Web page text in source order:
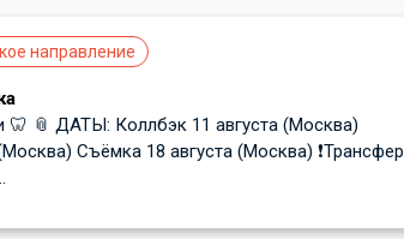
направление
🦷 📎 ДАТЫ: Коллбэк 11 августа (Москва)
Съёмка 18 августа (Москва) ❗️Трансфер